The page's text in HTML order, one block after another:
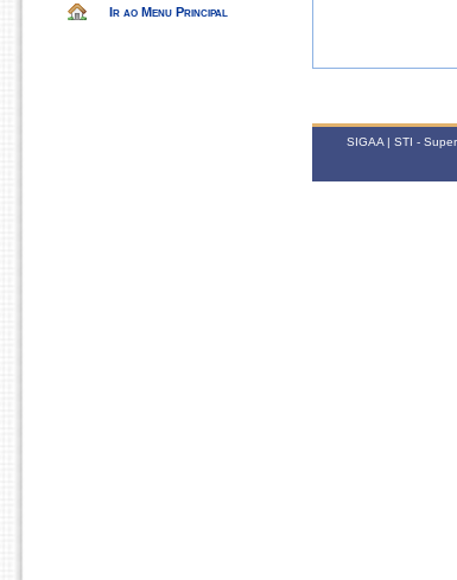
Ir ao Menu Principal
SIGAA | STI -